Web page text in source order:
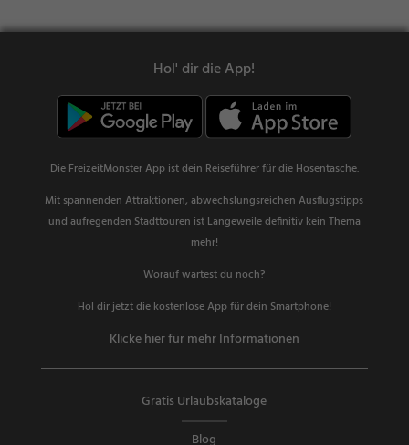
Hol' dir die App!
Die FreizeitMonster App ist dein Reiseführer für die Hosentasche.
Mit spannenden Attraktionen, abwechslungsreichen Ausflugstipps
und aufregenden Stadttouren ist Langeweile definitiv kein Thema
mehr!
Worauf wartest du noch?
Hol dir jetzt die kostenlose App für dein Smartphone!
Klicke hier für mehr Informationen
Gratis Urlaubskataloge
Blog